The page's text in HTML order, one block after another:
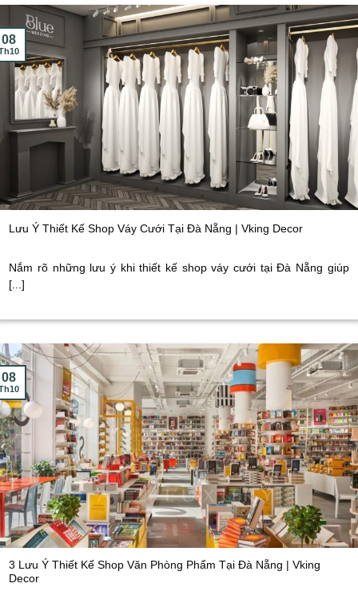
Lưu Ý Thiết Kế Shop Váy Cưới Tại Đà Nẵng | Vking Decor
Nắm rõ những lưu ý khi thiết kế shop váy cưới tại Đà Nẵng giúp
[...]
08
3 Lưu Ý Thiết Kế Shop Văn Phòng Phẩm Tại Đà Nẵng | Vking
Decor
08